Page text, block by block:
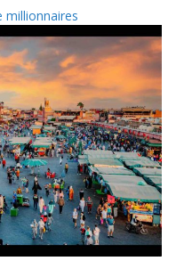
millionnaires